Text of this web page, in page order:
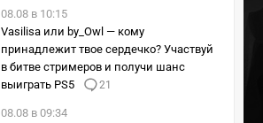
08.08 в 10:15
Vasilisa или by_Owl — кому
принадлежит твое сердечко? Участвуй
в битве стримеров и получи шанс
выиграть PS5
21
08.08 в 09:34